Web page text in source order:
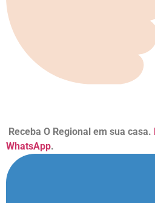
Receba O Regional em sua casa.
WhatsApp.